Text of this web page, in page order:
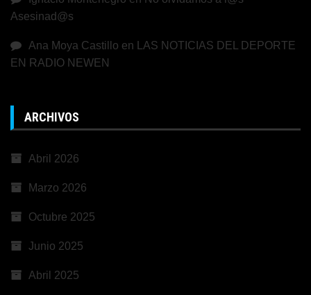
Asesinad@s
Ana Moya Castillo en
LAS NOTICIAS DEL DEPORTE
EN RADIO NEWEN
ARCHIVOS
Abril 2026
Marzo 2026
Octubre 2025
Junio 2025
Abril 2025